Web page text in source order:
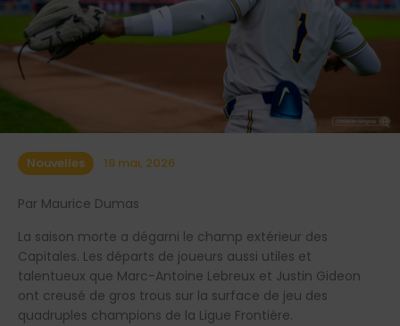
Nouvelles 18 mai, 2026
Par Maurice Dumas
La saison morte a dégarni le champ extérieur des
Capitales. Les départs de joueurs aussi utiles et
talentueux que Marc-Antoine Lebreux et Justin Gideon
ont creusé de gros trous sur la surface de jeu des
quadruples champions de la Ligue Frontière.